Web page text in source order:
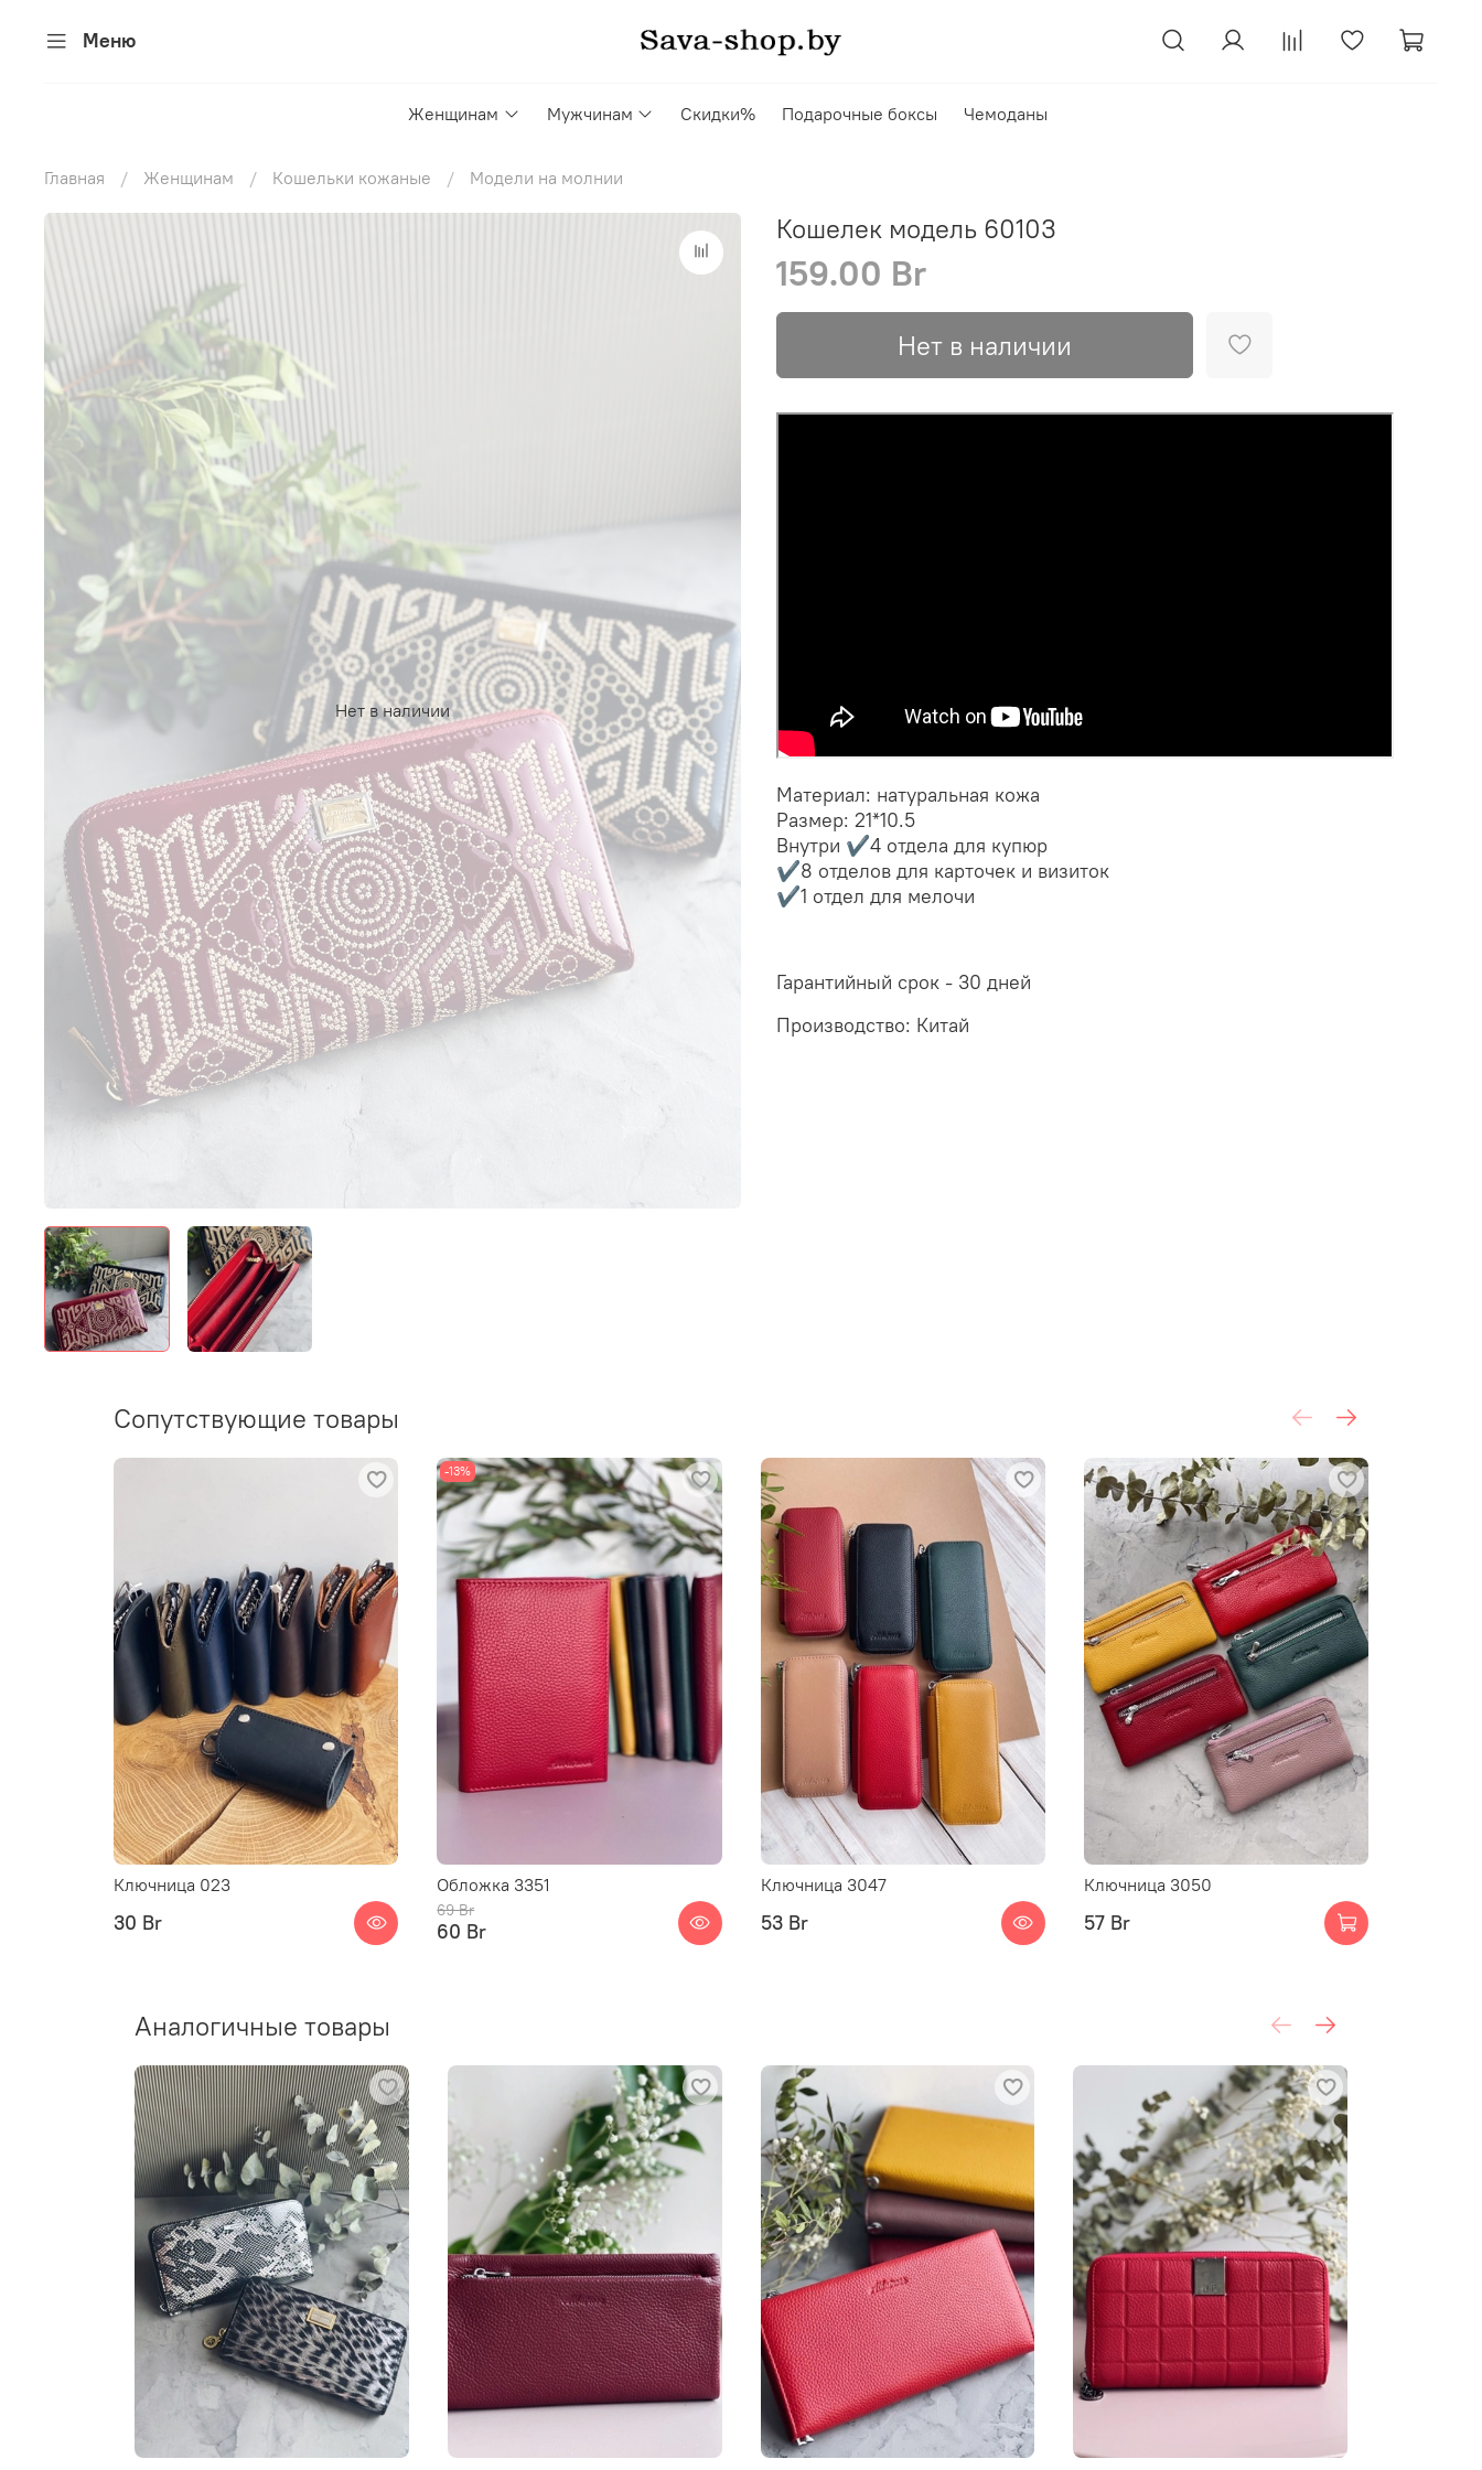
Меню
Женщинам Мужчинам Скидки% Подарочные боксы Чемоданы
Главная Женщинам Кошельки кожаные Модели на молнии
Нет в наличии
Кошелек модель 60103
159.00 Br
Нет в наличии
Материал: натуральная кожа
Размер: 21*10.5
Внутри ✔️4 отдела для купюр
✔️8 отделов для карточек и визиток
✔️1 отдел для мелочи
Гарантийный срок - 30 дней
Производство: Китай
Сопутствующие товары
Ключница 023
30 Br
-13%
Обложка 3351
69 Br
60 Br
Ключница 3047
53 Br
Ключница 3050
57 Br
Аналогичные товары